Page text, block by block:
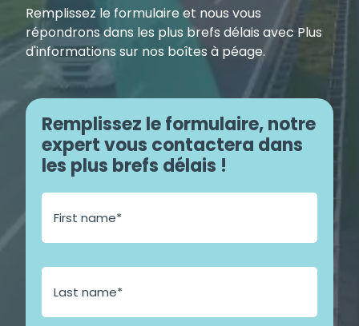
Remplissez le formulaire et nous vous
répondrons dans les plus brefs délais avec Plus
d'informations sur nos boîtes à péage.
Remplissez le formulaire, notre
expert vous contactera dans
les plus brefs délais !